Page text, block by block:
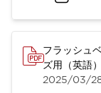
フラッシュ
ズ用（英語）
2025/03/